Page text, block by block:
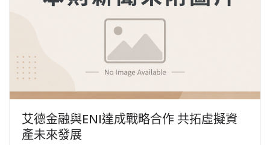
艾德金融與ENI達成戰略合作 共拓虛擬資
產未來發展